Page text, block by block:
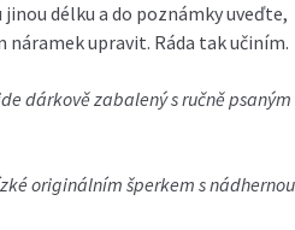
délku a do poznámky uveďte,
náramek upravit. Ráda tak učiním.
dárkově zabalený s ručně psaným
originálním šperkem s nádhernou